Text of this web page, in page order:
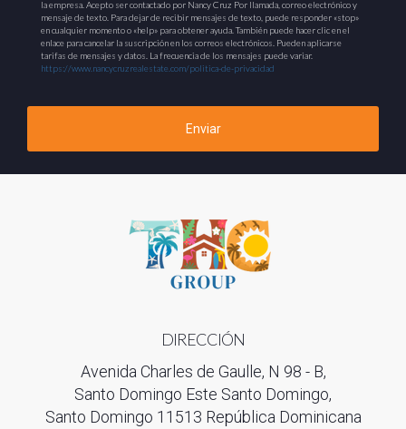
la empresa. Acepto ser contactado por Nancy Cruz Por llamada, correo electrónico y
mensaje de texto. Para dejar de recibir mensajes de texto, puede responder «stop»
en cualquier momento o «help» para obtener ayuda. También puede hacer clic en el
enlace para cancelar la suscripción en los correos electrónicos. Pueden aplicarse
tarifas de mensajes y datos. La frecuencia de los mensajes puede variar.
https://www.nancycruzrealestate.com/politica-de-privacidad
Enviar
DIRECCIÓN
Avenida Charles de Gaulle, N 98 - B,
Santo Domingo Este Santo Domingo,
Santo Domingo 11513 República Dominicana